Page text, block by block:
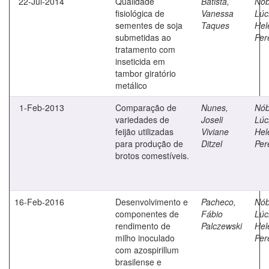
fisiológica de
sementes de soja
submetidas ao
tratamento com
inseticida em
tambor giratório
metálico
Vanessa
Taques
1-Feb-2013
Comparação de
variedades de
feijão utilizadas
para produção de
brotos comestíveis.
Nunes,
Joseli
Viviane
Ditzel
16-Feb-2016
Desenvolvimento e
componentes de
rendimento de
milho inoculado
com azospirillum
brasilense e
Pacheco,
Fábio
Palczewski